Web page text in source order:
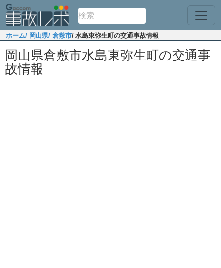
ホーム/ 岡山県/ 倉敷市/ 水島東弥生町の交通事故情報
岡山県倉敷市水島東弥生町の交通事
故情報